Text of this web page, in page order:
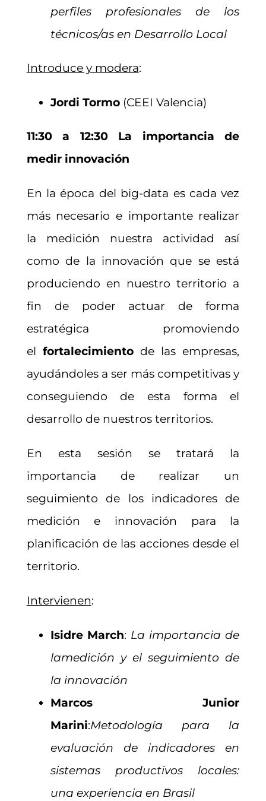
perfiles profesionales de los
técnicos/as en Desarrollo Local
Introduce y modera:
Jordi Tormo (CEEI Valencia)
11:30 a 12:30 La importancia de
medir innovación
En la época del big-data es cada vez
más necesario e importante realizar
la medición nuestra actividad así
como de la innovación que se está
produciendo en nuestro territorio a
fin de poder actuar de forma
estratégica promoviendo
el fortalecimientode las empresas,
ayudándoles a ser más competitivas y
conseguiendo de esta forma el
desarrollo de nuestros territorios.
En esta sesión se tratará la
importancia de realizar un
seguimiento de los indicadores de
medición e innovación para la
planificación de las acciones desde el
territorio.
Intervienen:
Isidre March: La importancia de
lamedición y el seguimiento de
la innovación
Marcos Junior
Marini:Metodología para la
evaluación de indicadores en
sistemas productivos locales:
una experiencia en Brasil